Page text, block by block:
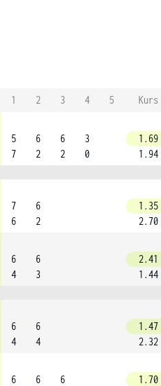
1 2 3 4 5
Kurs
5
7
6
2
6
2
3
0
1.69
1.94
7
6
6
2
1.35
2.70
6
4
6
3
2.41
1.44
6
4
6
4
1.47
2.32
6 6 6 1.70